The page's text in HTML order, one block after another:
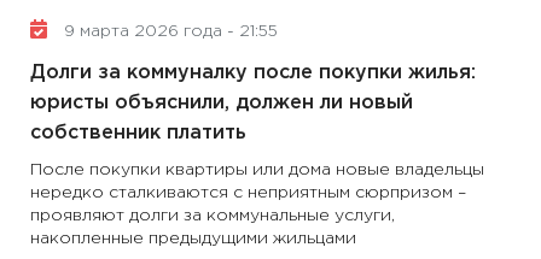
9 марта 2026 года - 21:55
Долги за коммуналку после покупки жилья:
юристы объяснили, должен ли новый
собственник платить
После покупки квартиры или дома новые владельцы
нередко сталкиваются с неприятным сюрпризом –
проявляют долги за коммунальные услуги,
накопленные предыдущими жильцами